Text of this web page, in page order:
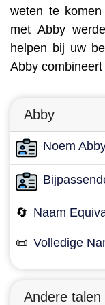
weten te
met Abby
helpen bij uw
Abby
Abby
Noem
🔄 Naam
📜 Volledige
Andere talen